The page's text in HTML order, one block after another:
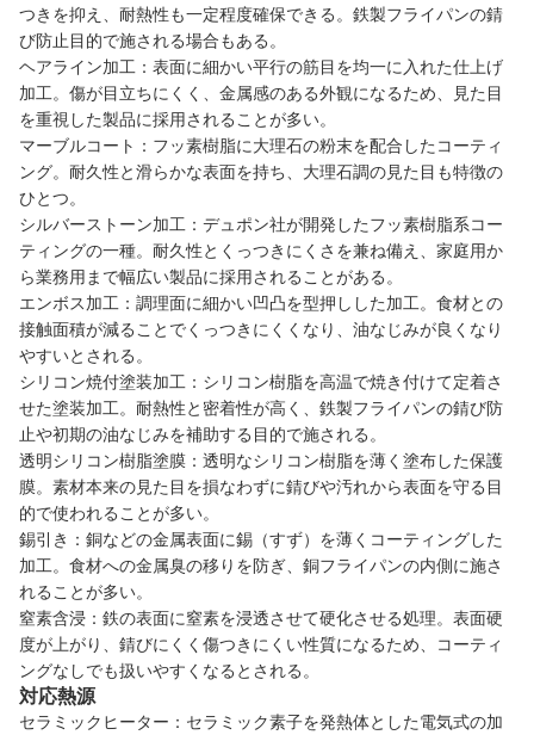
つきを抑え、耐熱性も一定程度確保できる。鉄製フライパンの錆
び防止目的で施される場合もある。
ヘアライン加工：表面に細かい平行の筋目を均一に入れた仕上げ
加工。傷が目立ちにくく、金属感のある外観になるため、見た目
を重視した製品に採用されることが多い。
マーブルコート：フッ素樹脂に大理石の粉末を配合したコーティ
ング。耐久性と滑らかな表面を持ち、大理石調の見た目も特徴の
ひとつ。
シルバーストーン加工：デュポン社が開発したフッ素樹脂系コー
ティングの一種。耐久性とくっつきにくさを兼ね備え、家庭用か
ら業務用まで幅広い製品に採用されることがある。
エンボス加工：調理面に細かい凹凸を型押しした加工。食材との
接触面積が減ることでくっつきにくくなり、油なじみが良くなり
やすいとされる。
シリコン焼付塗装加工：シリコン樹脂を高温で焼き付けて定着さ
せた塗装加工。耐熱性と密着性が高く、鉄製フライパンの錆び防
止や初期の油なじみを補助する目的で施される。
透明シリコン樹脂塗膜：透明なシリコン樹脂を薄く塗布した保護
膜。素材本来の見た目を損なわずに錆びや汚れから表面を守る目
的で使われることが多い。
錫引き：銅などの金属表面に錫（すず）を薄くコーティングした
加工。食材への金属臭の移りを防ぎ、銅フライパンの内側に施さ
れることが多い。
窒素含浸：鉄の表面に窒素を浸透させて硬化させる処理。表面硬
度が上がり、錆びにくく傷つきにくい性質になるため、コーティ
ングなしでも扱いやすくなるとされる。
対応熱源
セラミックヒーター：セラミック素子を発熱体とした電気式の加